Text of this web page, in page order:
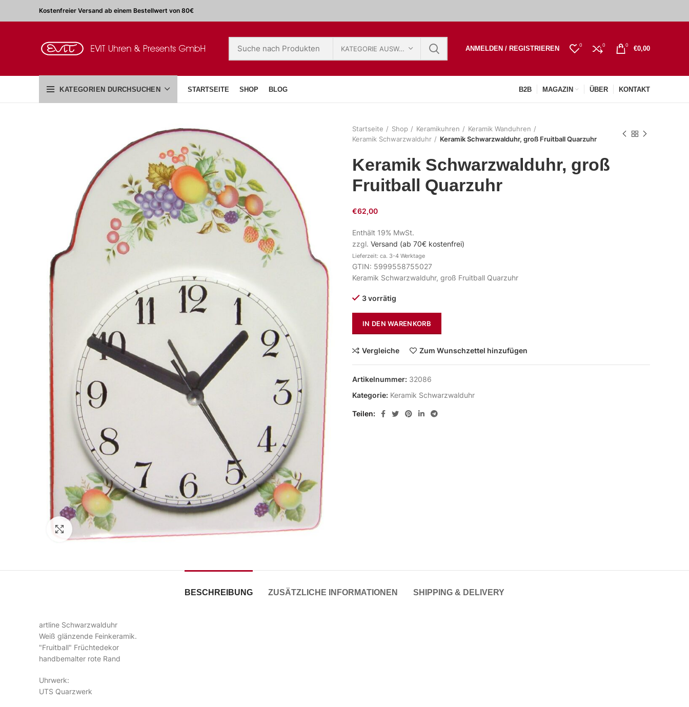
Kostenfreier Versand ab einem Bestellwert von 80€
KATEGORIE AUSWÄHLEN ANMELDEN / REGISTRIEREN 0 0 0 €0,00
KATEGORIEN DURCHSUCHEN STARTSEITE SHOP BLOG B2B MAGAZIN ÜBER KONTAKT
Zum Vergrößern klicken
Startseite Shop Keramikuhren
Keramik Wanduhren
Keramik Schwarzwalduhr
Keramik Schwarzwalduhr, groß Fruitball Quarzuhr
Keramik Schwarzwalduhr, groß
Fruitball Quarzuhr
€62,00
Enthält 19% MwSt.
zzgl. Versand (ab 70€ kostenfrei)
Lieferzeit: ca. 3-4 Werktage
GTIN: 5999558755027
Keramik Schwarzwalduhr, groß Fruitball Quarzuhr
3 vorrätig
IN DEN WARENKORB
Vergleiche Zum Wunschzettel hinzufügen
Artikelnummer: 32086
Kategorie: Keramik Schwarzwalduhr
Teilen
BESCHREIBUNG ZUSÄTZLICHE INFORMATIONEN SHIPPING & DELIVERY
artline Schwarzwalduhr
Weiß glänzende Feinkeramik.
"Fruitball" Früchtedekor
handbemalter rote Rand
Uhrwerk:
UTS Quarzwerk